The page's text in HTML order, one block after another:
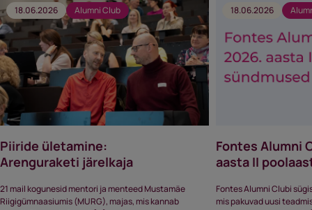
18.06.2026 Alumni Club
Piiride ületamine:
Arenguraketi järelkaja
21 mail kogunesid mentori ja menteed Mustamäe
Riigigümnaasiumis (MURG), majas, mis kannab
18.06.2026
Fontes Alumni
aasta II
Fontes Alumni Clubi
mis pakuvad uusi